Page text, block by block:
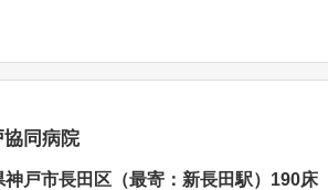
協同病院
神戸市長田区（最寄：新長田駅）190床